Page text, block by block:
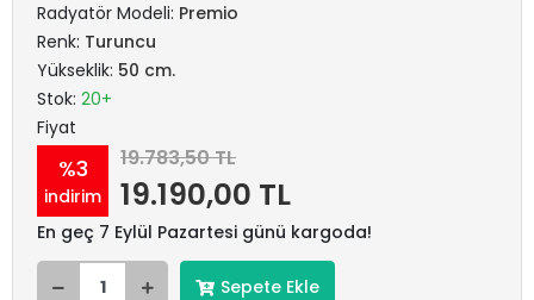
Radyatör Modeli: Premio
Renk: Turuncu
Yükseklik: 50 cm.
Stok: 20+
Fiyat
%3
indirim
19.783,50 TL
19.190,00 TL
En geç 7 Eylül Pazartesi günü kargoda!
Sepete Ekle